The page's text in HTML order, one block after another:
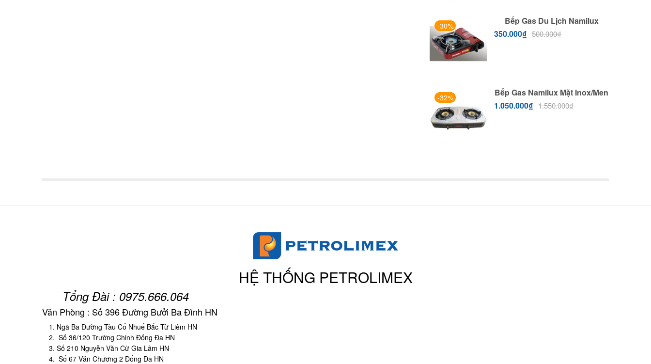
-30% Bếp Gas Du Lịch Namilux
500.000₫
350.000₫
-32% Bếp Gas Namilux Mặt Inox/men
1.550.000₫
1.050.000₫
HỆ THỐNG PETROLIMEX
Tổng Đài : 0975.666.064
Văn Phòng : Số 396 Đường Bưởi Ba Đình HN
Ngã Ba Đường Tàu Cổ Nhuế Bắc Từ Liêm HN
Số 36/120 Trường Chinh Đống Đa HN
Số 210 Nguyễn Văn Cừ Gia Lâm HN
Số 67 Văn Chương 2 Đống Đa HN